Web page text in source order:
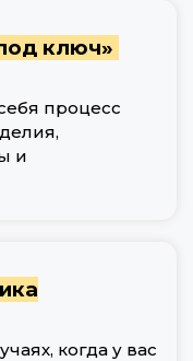
ключ»
процесс
и
когда у вас